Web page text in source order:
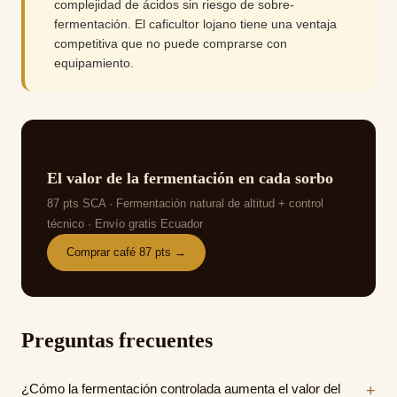
complejidad de ácidos sin riesgo de sobre-
fermentación. El caficultor lojano tiene una ventaja
competitiva que no puede comprarse con
equipamiento.
El valor de la fermentación en cada sorbo
87 pts SCA · Fermentación natural de altitud + control
técnico · Envío gratis Ecuador
Comprar café 87 pts →
Preguntas frecuentes
¿Cómo la fermentación controlada aumenta el valor del
+